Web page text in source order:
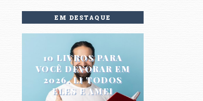
EM DESTAQUE
10 LIVROS PARA
VOCÊ DEVORAR EM
2026. LI TODOS
ELES E AMEI